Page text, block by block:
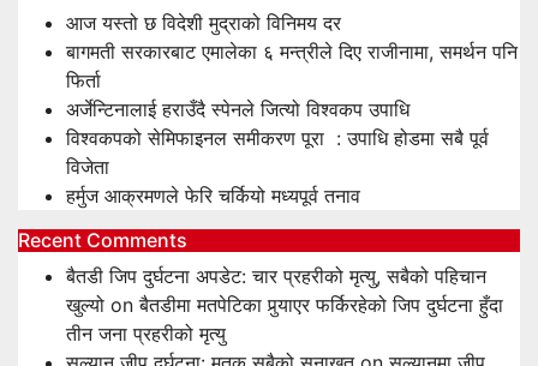
आज यस्तो छ विदेशी मुद्राको विनिमय दर
बागमती सरकारबाट एमालेका ६ मन्त्रीले दिए राजीनामा, समर्थन पनि
फिर्ता
अर्जेन्टिनालाई हराउँदै स्पेनले जित्यो विश्वकप उपाधि
विश्वकपको सेमिफाइनल समीकरण पूरा : उपाधि होडमा सबै पूर्व
विजेता
हर्मुज आक्रमणले फेरि चर्कियो मध्यपूर्व तनाव
Recent Comments
बैतडी जिप दुर्घटना अपडेट: चार प्रहरीको मृत्यु, सबैको पहिचान
खुल्यो onबैतडीमा मतपेटिका पुर्‍याएर फर्किरहेको जिप दुर्घटना हुँदा
तीन जना प्रहरीको मृत्यु